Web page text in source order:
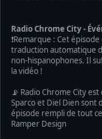
Radio Chrome City -
❗Remarque : Cet
traduction automatique
non-hispanophones. Il
la vidéo !
📡 Radio Chrome City
Sparco et Diel Dien sont
épisode rempli de tout
Ramper Design